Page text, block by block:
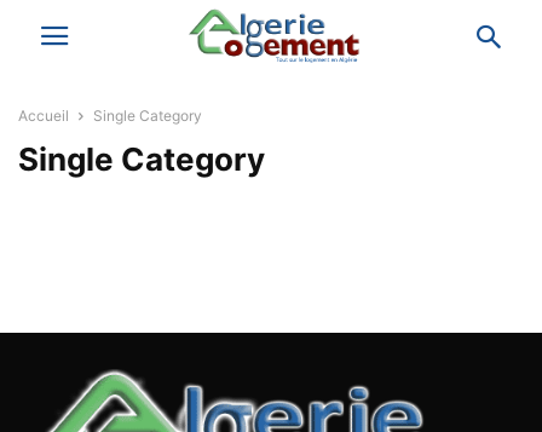
Accueil Single Category
Single Category